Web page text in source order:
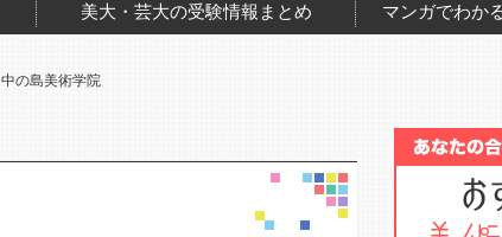
美大・芸大の受験情報まとめ
マンガでわか
中の島美術学院